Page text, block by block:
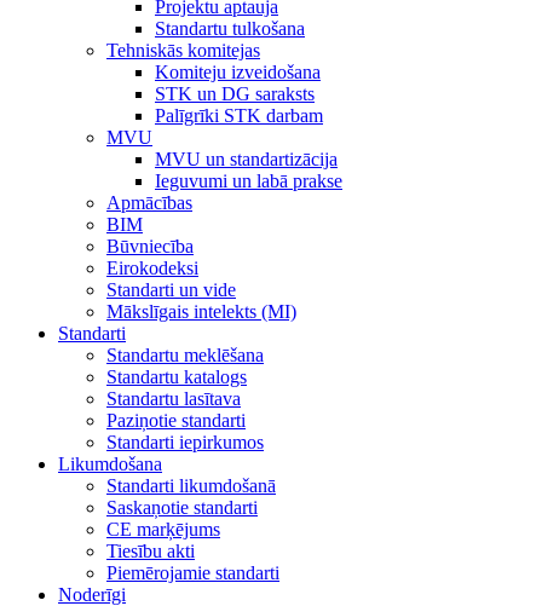
Projektu aptauja
Standartu tulkošana
Tehniskās komitejas
Komiteju izveidošana
STK un DG saraksts
Palīgrīki STK darbam
MVU
MVU un standartizācija
Ieguvumi un labā prakse
Apmācības
BIM
Būvniecība
Eirokodeksi
Standarti un vide
Mākslīgais intelekts (MI)
Standarti
Standartu meklēšana
Standartu katalogs
Standartu lasītava
Paziņotie standarti
Standarti iepirkumos
Likumdošana
Standarti likumdošanā
Saskaņotie standarti
CE marķējums
Tiesību akti
Piemērojamie standarti
Noderīgi